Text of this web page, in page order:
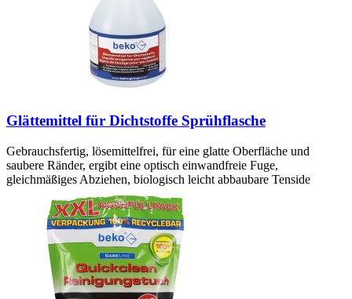
Glättemittel für Dichtstoffe Sprühflasche
Gebrauchsfertig, lösemittelfrei, für eine glatte Oberfläche und
saubere Ränder, ergibt eine optisch einwandfreie Fuge,
gleichmäßiges Abziehen, biologisch leicht abbaubare Tenside